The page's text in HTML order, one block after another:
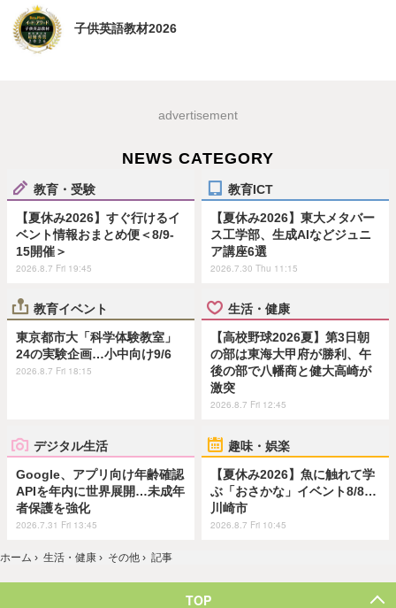
子供英語教材2026
advertisement
NEWS CATEGORY
教育・受験
【夏休み2026】すぐ行けるイ
ベント情報おまとめ便＜8/9-
15開催＞
2026.8.7 Fri 19:45
教育ICT
【夏休み2026】東大メタバー
ス工学部、生成AIなどジュニ
ア講座6選
2026.7.30 Thu 11:15
教育イベント
東京都市大「科学体験教室」
24の実験企画…小中向け9/6
2026.8.7 Fri 18:15
生活・健康
【高校野球2026夏】第3日朝
の部は東海大甲府が勝利、午
後の部で八幡商と健大高崎が
激突
2026.8.7 Fri 12:45
デジタル生活
Google、アプリ向け年齢確認
APIを年内に世界展開…未成年
者保護を強化
2026.7.31 Fri 13:45
趣味・娯楽
【夏休み2026】魚に触れて学
ぶ「おさかな」イベント8/8…
川崎市
2026.8.7 Fri 10:45
ホーム › 生活・健康 › その他 › 記事
TOP